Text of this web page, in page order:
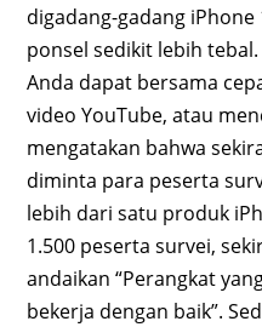
digadang-gadang
ponsel sedikit lebih tebal.
Anda dapat bersama
video YouTube, atau
mengatakan bahwa
diminta para peserta
lebih dari satu produk
1.500 peserta survei,
andaikan “Perangkat
bekerja dengan baik”.